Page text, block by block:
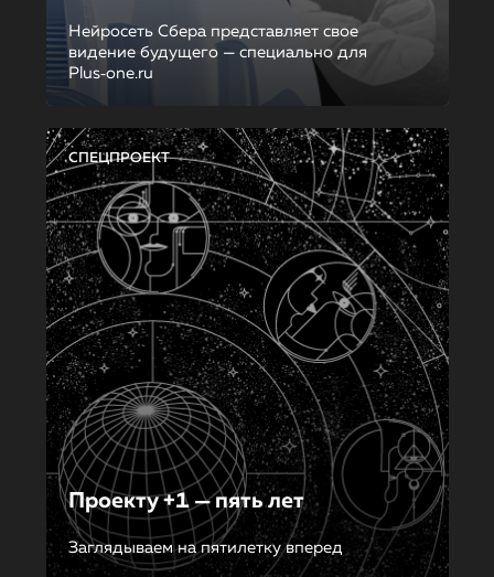
Нейросеть Сбера представляет свое
видение будущего — специально для
Plus‑one.ru
СПЕЦПРОЕКТ
Проекту +1 — пять лет
Заглядываем на пятилетку вперед